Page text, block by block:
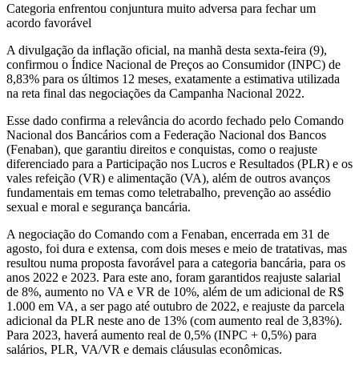
Categoria enfrentou conjuntura muito adversa para fechar um
acordo favorável
A divulgação da inflação oficial, na manhã desta sexta-feira (9),
confirmou o Índice Nacional de Preços ao Consumidor (INPC) de
8,83% para os últimos 12 meses, exatamente a estimativa utilizada
na reta final das negociações da Campanha Nacional 2022.
Esse dado confirma a relevância do acordo fechado pelo Comando
Nacional dos Bancários com a Federação Nacional dos Bancos
(Fenaban), que garantiu direitos e conquistas, como o reajuste
diferenciado para a Participação nos Lucros e Resultados (PLR) e os
vales refeição (VR) e alimentação (VA), além de outros avanços
fundamentais em temas como teletrabalho, prevenção ao assédio
sexual e moral e segurança bancária.
A negociação do Comando com a Fenaban, encerrada em 31 de
agosto, foi dura e extensa, com dois meses e meio de tratativas, mas
resultou numa proposta favorável para a categoria bancária, para os
anos 2022 e 2023. Para este ano, foram garantidos reajuste salarial
de 8%, aumento no VA e VR de 10%, além de um adicional de R$
1.000 em VA, a ser pago até outubro de 2022, e reajuste da parcela
adicional da PLR neste ano de 13% (com aumento real de 3,83%).
Para 2023, haverá aumento real de 0,5% (INPC + 0,5%) para
salários, PLR, VA/VR e demais cláusulas econômicas.